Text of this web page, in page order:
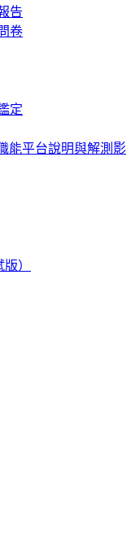
告
卷
定
能平台說明與解測影
）